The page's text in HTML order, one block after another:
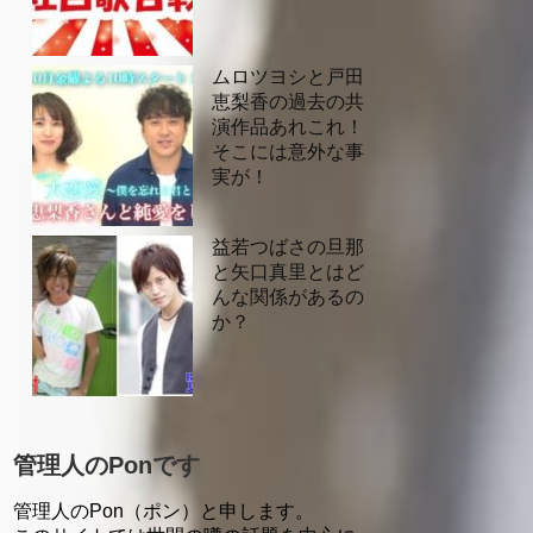
ムロツヨシと戸田
恵梨香の過去の共
演作品あれこれ！
そこには意外な事
実が！
益若つばさの旦那
と矢口真里とはど
んな関係があるの
か？
管理人のPonです
管理人のPon（ポン）と申します。